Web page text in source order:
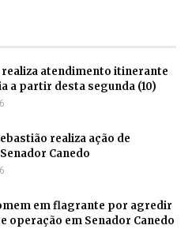
atendimento itinerante
a partir desta segunda (10)
realiza ação de
Canedo
em flagrante por agredir
operação em Senador Canedo